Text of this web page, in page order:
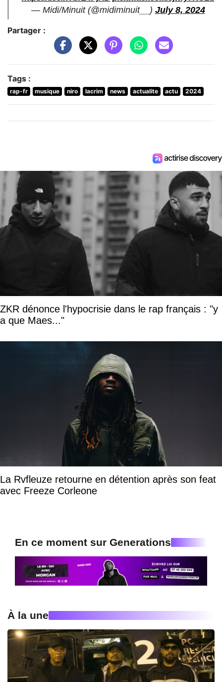
— Midi/Minuit (@midiminuit__) July 8, 2024
Partager :
Tags :
rap-fr musique niro lacrim news actualite actu 2024
ZKR dénonce l'hypocrisie dans le rap français : "y
a que Maes..."
La Rvfleuze retourne en détention après son feat
avec Freeze Corleone
En ce moment sur Generations
À la une